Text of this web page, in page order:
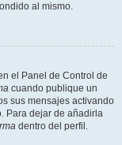
al mismo.
el Panel de Control de
cuando publique un
sus mensajes activando
Para dejar de añadirla
dentro del perfil.